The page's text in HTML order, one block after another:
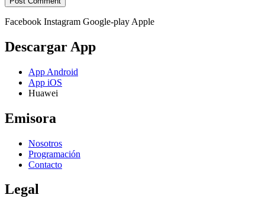
Facebook Instagram Google-play Apple
Descargar App
App Android
App iOS
Huawei
Emisora
Nosotros
Programación
Contacto
Legal